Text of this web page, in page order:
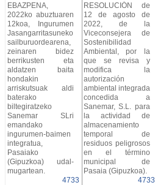
EBAZPENA,
2022ko abuztuaren
12koa, Ingurumen
Jasangarritasuneko
sailburuordearena,
zeinaren bidez
berrikusten eta
aldatzen baita
hondakin
arriskutsuak aldi
baterako
biltegiratzeko
Sanemar SLri
emandako
ingurumen-baimen
integratua,
Pasaiako
(Gipuzkoa) udal-
mugartean.
4733
RESOLUCIÓN de
12 de agosto de
2022, de la
Viceconsejera de
Sostenibilidad
Ambiental, por la
que se revisa y
modifica la
autorización
ambiental integrada
concedida a
Sanemar, S.L. para
la actividad de
almacenamiento
temporal de
residuos peligrosos
en el término
municipal de
Pasaia (Gipuzkoa).
4733